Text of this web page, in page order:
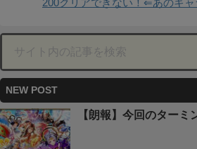
NEW POST
【朗報】今回のターミ